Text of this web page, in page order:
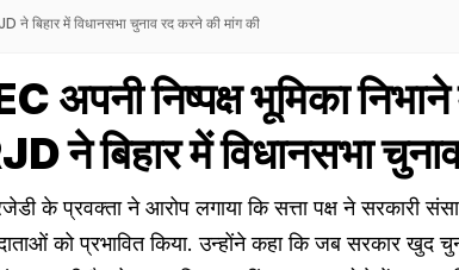
ने बिहार में विधानसभा चुनाव रद करने की मांग की
अपनी निष्पक्ष भूमिका
ने बिहार में विधानसभा
के प्रवक्ता ने आरोप लगाया कि सत्ता पक्ष ने सरकारी
को प्रभावित किया. उन्होंने कहा कि जब सरकार खुद